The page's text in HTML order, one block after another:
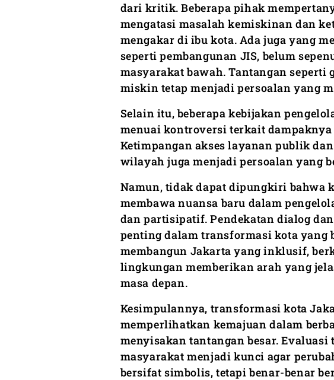
dari kritik. Beberapa pihak
mengatasi masalah kemiskinan dan
mengakar di ibu kota. Ada juga yang
seperti pembangunan JIS, belum
masyarakat bawah. Tantangan
miskin tetap menjadi persoalan yang
Selain itu, beberapa kebijakan
menuai kontroversi terkait
Ketimpangan akses layanan publik
wilayah juga menjadi persoalan yang
Namun, tidak dapat dipungkiri bahwa
membawa nuansa baru dalam
dan partisipatif. Pendekatan dialog
penting dalam transformasi kota
membangun Jakarta yang inklusif,
lingkungan memberikan arah yang
masa depan.
Kesimpulannya, transformasi kota
memperlihatkan kemajuan dalam
menyisakan tantangan besar.
masyarakat menjadi kunci agar
bersifat simbolis, tetapi benar-benar